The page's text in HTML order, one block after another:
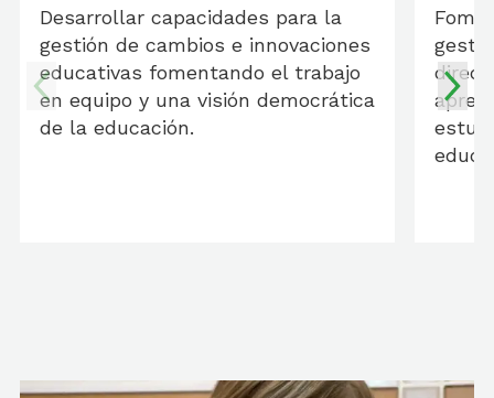
Desarrollar capacidades para la
gestión de cambios e innovaciones
educativas fomentando el trabajo
en equipo y una visión democrática
de la educación.